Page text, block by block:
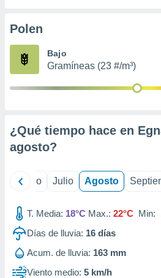
e
mediante
de
1199
Polen
Bajo
Gramíneas (23 #/m³)
¿Qué tiempo hace en
agosto?
Junio Julio Agosto
T. Media: 18°C Max.: 22°C Min:
Días de lluvia: 16 días
Acum. de lluvia: 163 mm
Viento medio: 5 km/h